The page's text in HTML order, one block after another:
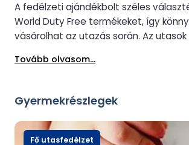
A fedélzeti ajándékbolt széles
World Duty Free termékeket, így
vásárolhat az utazás során. Az utasok
utazási exkluzív termékek között
nem mindig elérhetők a fedélzeten. A nagyobb
kényelem érdekében a World Duty
Collect szolgáltatás lehetővé teszi a
online, utazás előtti kiválasztását. A
Tovább olvasom...
Gyermekrészlegek
Fő utasfedélzet